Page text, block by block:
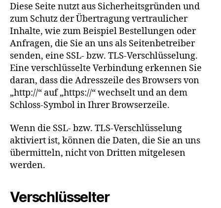
Diese Seite nutzt aus Sicherheitsgründen und
zum Schutz der Übertragung vertraulicher
Inhalte, wie zum Beispiel Bestellungen oder
Anfragen, die Sie an uns als Seitenbetreiber
senden, eine SSL- bzw. TLS-Verschlüsselung.
Eine verschlüsselte Verbindung erkennen Sie
daran, dass die Adresszeile des Browsers von
„http://“ auf „https://“ wechselt und an dem
Schloss-Symbol in Ihrer Browserzeile.
Wenn die SSL- bzw. TLS-Verschlüsselung
aktiviert ist, können die Daten, die Sie an uns
übermitteln, nicht von Dritten mitgelesen
werden.
Verschlüsselter